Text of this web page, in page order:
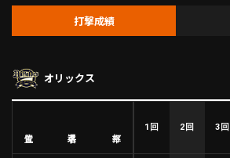
順位表･成績
ファーム東地区
ファーム西地区
選手名鑑トップ
北海道日本ハムファイターズ
東北楽天ゴールデンイーグルス
埼玉西武ライオンズ
ニュース
打撃成績
オリックス
1回 2回 3回